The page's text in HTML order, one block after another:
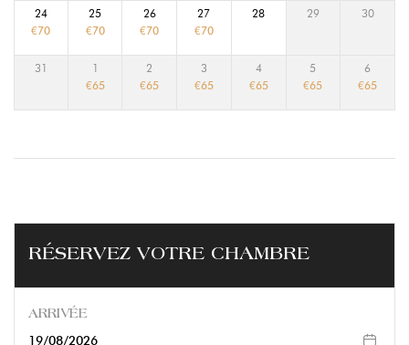
24
€70
25
€70
26
€70
27
€70
28 29 30
31
1
€65
2
€65
3
€65
4
€65
5
€65
6
€65
RÉSERVEZ VOTRE CHAMBRE
ARRIVÉE